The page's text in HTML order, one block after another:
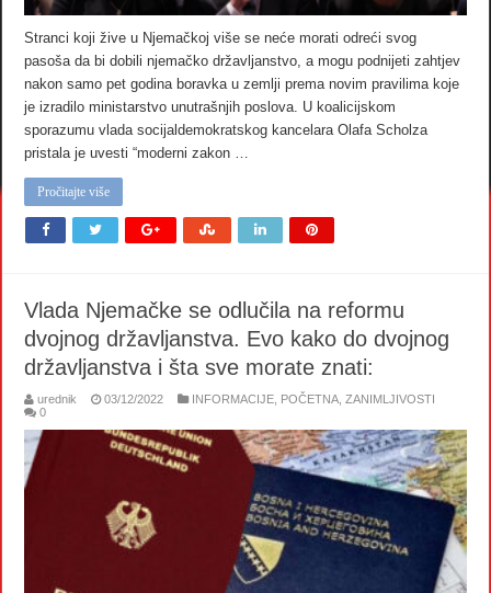
Stranci koji žive u Njemačkoj više se neće morati odreći svog
pasoša da bi dobili njemačko državljanstvo, a mogu podnijeti zahtjev
nakon samo pet godina boravka u zemlji prema novim pravilima koje
je izradilo ministarstvo unutrašnjih poslova. U koalicijskom
sporazumu vlada socijaldemokratskog kancelara Olafa Scholza
pristala je uvesti “moderni zakon …
Pročitajte više
Vlada Njemačke se odlučila na reformu
dvojnog državljanstva. Evo kako do dvojnog
državljanstva i šta sve morate znati:
urednik 03/12/2022 INFORMACIJE POČETNA ,ZANIMLJIVOSTI
0